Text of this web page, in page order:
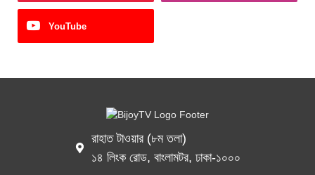
YouTube
রাহাত টাওয়ার (৮ম তলা)
১৪ লিংক রোড, বাংলামটর, ঢাকা-১০০০